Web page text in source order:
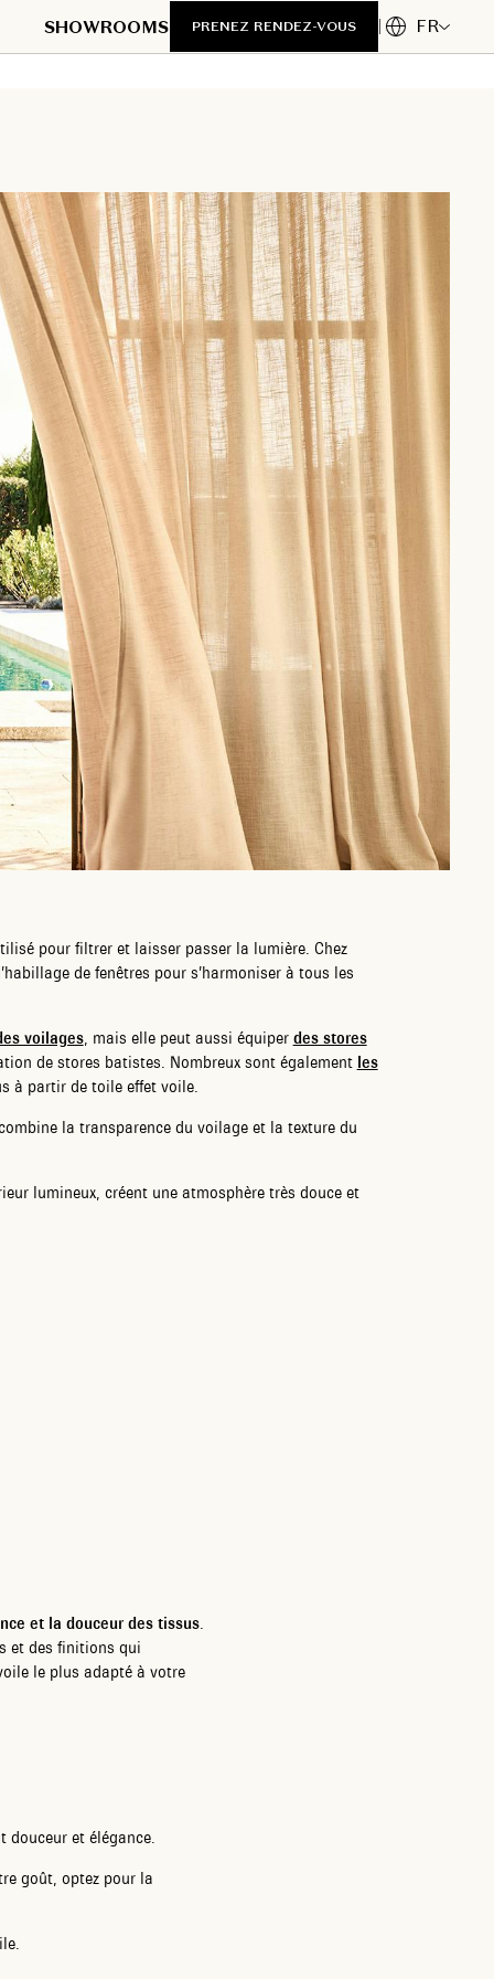
SHOWROOMS PRENEZ RENDEZ-VOUS FR
pour filtrer et laisser passer la lumière. Chez
de fenêtres pour s’harmoniser à tous les
voilages, mais elle peut aussi équiper des stores
de stores batistes. Nombreux sont également les
à partir de toile effet voile.
la transparence du voilage et la texture du
lumineux, créent une atmosphère très douce et
et la douceur des tissus.
et des finitions qui
le plus adapté à votre
douceur et élégance.
goût, optez pour la